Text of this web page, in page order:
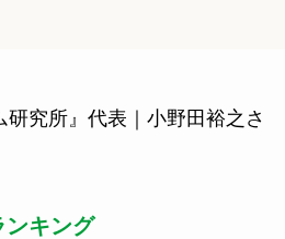
研究所』代表｜小野田裕之さ
ンキング